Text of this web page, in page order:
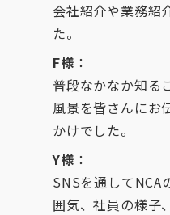
会社紹介や業務紹
た。
F様 ：
普段なかなか知る
風景を皆さんにお
かけでした。
Y様 ：
SNSを通してNCA
囲気、社員の様子